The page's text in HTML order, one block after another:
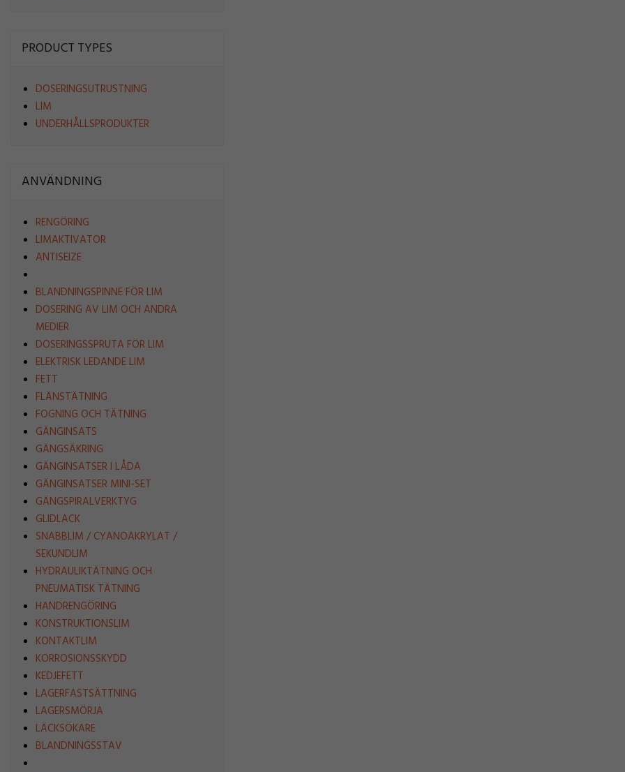
PRODUCT TYPES
DOSERINGSUTRUSTNING
LIM
UNDERHÅLLSPRODUKTER
ANVÄNDNING
RENGÖRING
LIMAKTIVATOR
ANTISEIZE
BLANDNINGSPINNE FÖR LIM
DOSERING AV LIM OCH ANDRA
MEDIER
DOSERINGSSPRUTA FÖR LIM
ELEKTRISK LEDANDE LIM
FETT
FLÄNSTÄTNING
FOGNING OCH TÄTNING
GÄNGINSATS
GÄNGSÄKRING
GÄNGINSATSER I LÅDA
GÄNGINSATSER MINI-SET
GÄNGSPIRALVERKTYG
GLIDLACK
SNABBLIM / CYANOAKRYLAT /
SEKUNDLIM
HYDRAULIKTÄTNING OCH
PNEUMATISK TÄTNING
HANDRENGÖRING
KONSTRUKTIONSLIM
KONTAKTLIM
KORROSIONSSKYDD
KEDJEFETT
LAGERFASTSÄTTNING
LAGERSMÖRJA
LÄCKSÖKARE
BLANDNINGSSTAV